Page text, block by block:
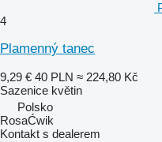
4
Plamenný tanec
9,29 € 40 PLN ≈ 224,80 Kč
Sazenice květin
Polsko
RosaĆwik
Kontakt s dealerem